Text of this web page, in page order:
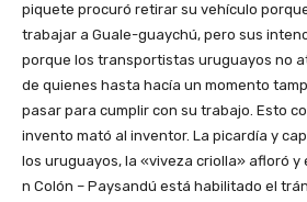
piquete procuró retirar su vehículo
trabajar a Guale-guaychú, pero sus
porque los transportistas uruguayos no
de quienes hasta hacía un momento
pasar para cumplir con su trabajo. Esto
invento mató al inventor. La picardía y
los uruguayos, la «viveza criolla» afloró y
n Colón – Paysandú está habilitado el